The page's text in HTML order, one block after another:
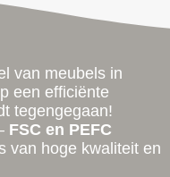
van meubels in
een efficiënte
tegengegaan!
FSC en PEFC
van hoge kwaliteit en